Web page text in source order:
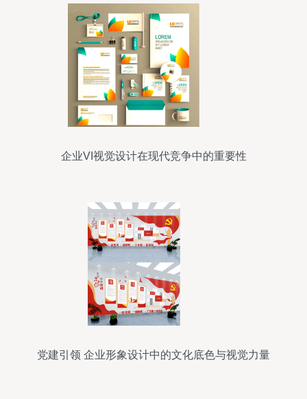
企业VI视觉设计在现代竞争中的重要性
党建引领 企业形象设计中的文化底色与视觉力量